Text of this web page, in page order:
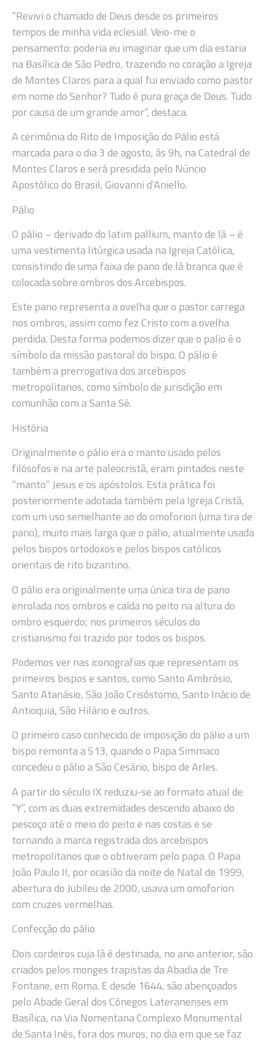
“Revivi o chamado de Deus desde os primeiros
tempos de minha vida eclesial. Veio-me o
pensamento: poderia eu imaginar que um dia estaria
na Basílica de São Pedro, trazendo no coração a Igreja
de Montes Claros para a qual fui enviado como pastor
em nome do Senhor? Tudo é pura graça de Deus. Tudo
por causa de um grande amor”, destaca.
A cerimônia do Rito de Imposição do Pálio está
marcada para o dia 3 de agosto, às 9h, na Catedral de
Montes Claros e será presidida pelo Núncio
Apostólico do Brasil, Giovanni d’Aniello.
Pálio
O pálio – derivado do latim pallium, manto de lã – é
uma vestimenta litúrgica usada na Igreja Católica,
consistindo de uma faixa de pano de lã branca que é
colocada sobre ombros dos Arcebispos.
Este pano representa a ovelha que o pastor carrega
nos ombros, assim como fez Cristo com a ovelha
perdida. Desta forma podemos dizer que o palio é o
símbolo da missão pastoral do bispo. O pálio é
também a prerrogativa dos arcebispos
metropolitanos, como símbolo de jurisdição em
comunhão com a Santa Sé.
História
Originalmente o pálio era o manto usado pelos
filósofos e na arte paleocristã, eram pintados neste
“manto” Jesus e os apóstolos. Esta prática foi
posteriormente adotada também pela Igreja Cristã,
com um uso semelhante ao do omoforion (uma tira de
pano), muito mais larga que o pálio, atualmente usada
pelos bispos ortodoxos e pelos bispos católicos
orientais de rito bizantino.
O pálio era originalmente uma única tira de pano
enrolada nos ombros e caída no peito na altura do
ombro esquerdo; nos primeiros séculos do
cristianismo foi trazido por todos os bispos.
Podemos ver nas iconografias que representam os
primeiros bispos e santos, como Santo Ambrósio,
Santo Atanásio, São João Crisóstomo, Santo Inácio de
Antioquia, São Hilário e outros.
O primeiro caso conhecido de imposição do pálio a um
bispo remonta a 513, quando o Papa Simmaco
concedeu o pálio a São Cesário, bispo de Arles.
A partir do século IX reduziu-se ao formato atual de
“Y”, com as duas extremidades descendo abaixo do
pescoço até o meio do peito e nas costas e se
tornando a marca registrada dos arcebispos
metropolitanos que o obtiveram pelo papa. O Papa
João Paulo II, por ocasião da noite de Natal de 1999,
abertura do Jubileu de 2000, usava um omoforion
com cruzes vermelhas.
Confecção do pálio
Dois cordeiros cuja lã é destinada, no ano anterior, são
criados pelos monges trapistas da Abadia de Tre
Fontane, em Roma. E desde 1644, são abençoados
pelo Abade Geral dos Cônegos Lateranenses em
Basílica, na Via Nomentana Complexo Monumental
de Santa Inês, fora dos muros, no dia em que se faz